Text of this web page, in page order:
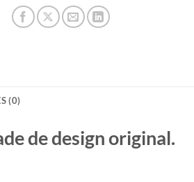
(0)
de design original.